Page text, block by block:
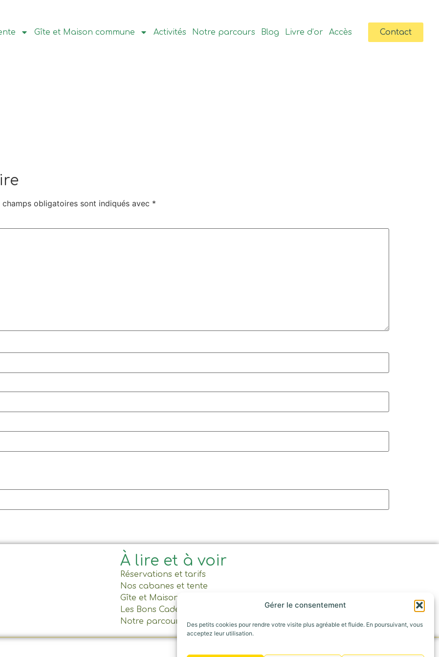
Gérer le consentement
Des petits cookies pour rendre votre visite plus agréable et fluide. En poursuivant, vous
acceptez leur utilisation.
Gîte et Maison commune Activités Notre parcours Blog Livre d’or Accès Contact
champs obligatoires sont indiqués avec *
À lire et à voir
Réservations et tarifs
Nos cabanes et tente
Gîte et Maison commune
Les Bons Cadeaux
Notre parcours